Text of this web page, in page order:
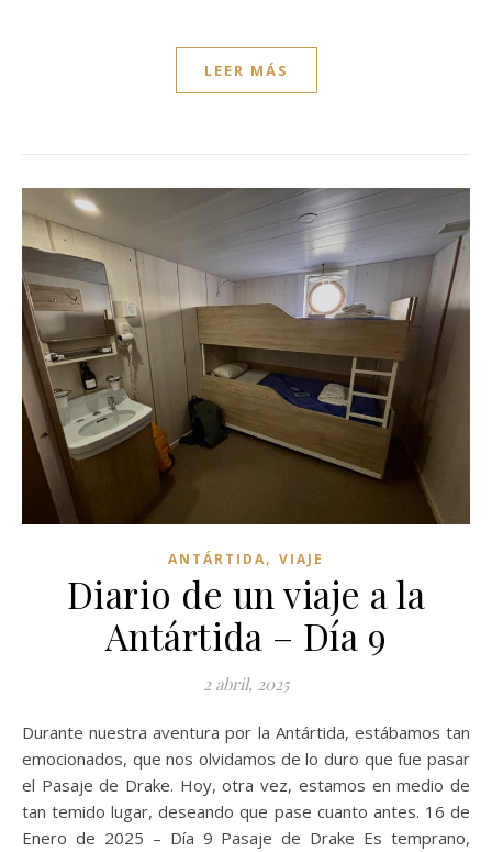
LEER MÁS
ANTÁRTIDA, VIAJE
Diario de un viaje a la
Antártida – Día 9
2 abril, 2025
Durante nuestra aventura por la Antártida, estábamos tan
emocionados, que nos olvidamos de lo duro que fue pasar
el Pasaje de Drake. Hoy, otra vez, estamos en medio de
tan temido lugar, deseando que pase cuanto antes. 16 de
Enero de 2025 – Día 9 Pasaje de Drake Es temprano,